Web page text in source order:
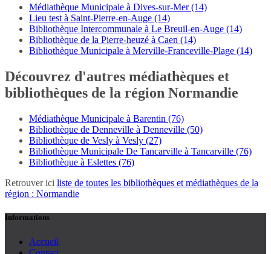
Médiathèque Municipale à Dives-sur-Mer (14)
Lieu test à Saint-Pierre-en-Auge (14)
Bibliothèque Intercommunale à Le Breuil-en-Auge (14)
Bibliothèque de la Pierre-heuzé à Caen (14)
Bibliothèque Municipale à Merville-Franceville-Plage (14)
Découvrez d'autres médiathèques et
bibliothèques de la région Normandie
Médiathèque Municipale à Barentin (76)
Bibliothèque de Denneville à Denneville (50)
Bibliothèque de Vesly à Vesly (27)
Bibliothèque Municipale De Tancarville à Tancarville (76)
Bibliothèque à Eslettes (76)
Retrouver ici liste de toutes les bibliothèques et médiathèques de la
région : Normandie
Informations
Accueil